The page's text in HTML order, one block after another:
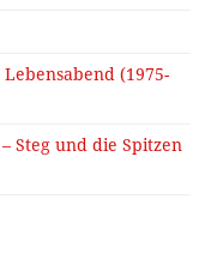
(1975-
Steg und die Spitzen